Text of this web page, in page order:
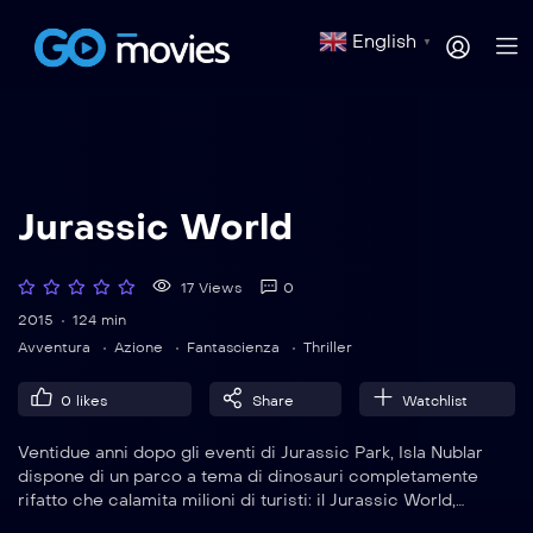
English ▼
Jurassic World
17 Views
0
2015
124 min
Avventura
Azione Fantascienza Thriller
0 likes Share Watchlist
Ventidue anni dopo gli eventi di Jurassic Park, Isla Nublar
dispone di un parco a tema di dinosauri completamente
rifatto che calamita milioni di turisti: il Jurassic World,